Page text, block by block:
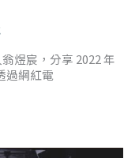
煜宸，分享 2022 年
過網紅電